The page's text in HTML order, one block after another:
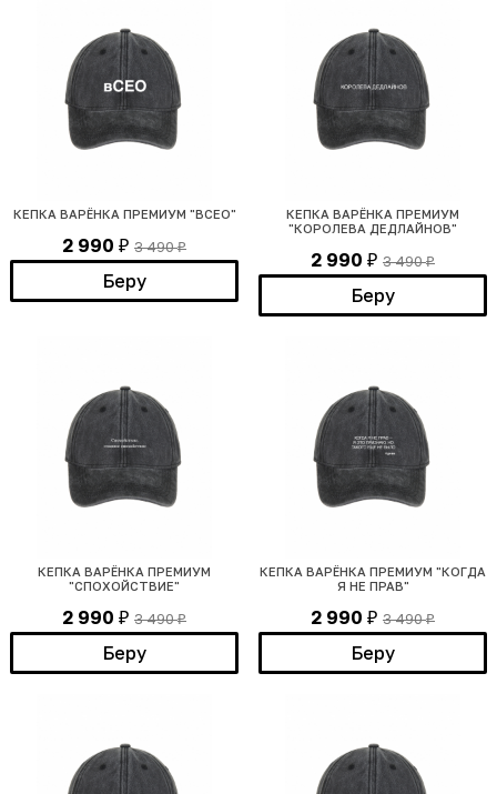
КЕПКА ВАРЁНКА ПРЕМИУМ "ВСЕО"
2 990 ₽ 3 490₽
Беру
КЕПКА ВАРЁНКА ПРЕМИУМ
"КОРОЛЕВА ДЕДЛАЙНОВ"
2 990 ₽ 3 490₽
Беру
КЕПКА ВАРЁНКА ПРЕМИУМ
"СПОХОЙСТВИЕ"
2 990 ₽ 3 490₽
Беру
КЕПКА ВАРЁНКА ПРЕМИУМ "КОГДА
Я НЕ ПРАВ"
2 990 ₽ 3 490₽
Беру